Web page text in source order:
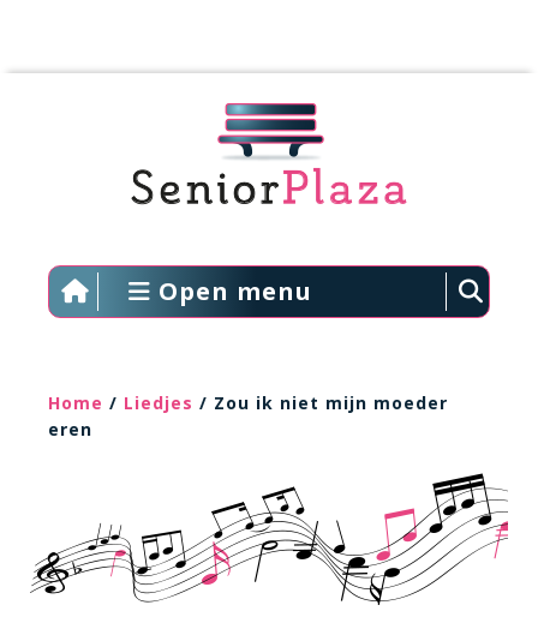
Open menu
Home / Liedjes / Zou ik niet mijn moeder
eren